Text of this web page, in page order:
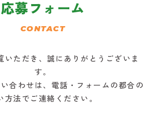
応募フォーム
CONTACT
いただき、誠にありがとうございま
す。
合わせは、電話・フォームの都合の
方法でご連絡ください。